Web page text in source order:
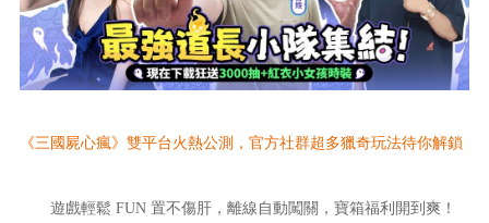
《三國屍心瘋》雙平台火熱公測，官方社群超多獵奇玩法待你解鎖
遊戲輕鬆 FUN 置不傷肝，離線自動闖關，寶箱福利開到爽！